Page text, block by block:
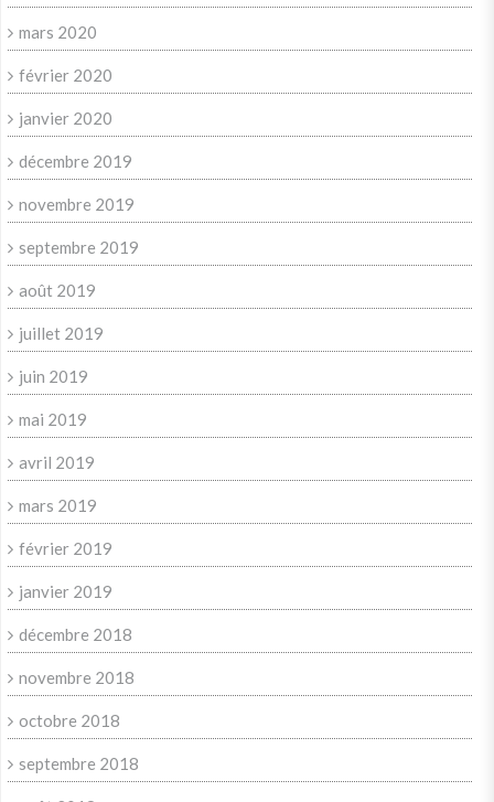
mars 2020
février 2020
janvier 2020
décembre 2019
novembre 2019
septembre 2019
août 2019
juillet 2019
juin 2019
mai 2019
avril 2019
mars 2019
février 2019
janvier 2019
décembre 2018
novembre 2018
octobre 2018
septembre 2018